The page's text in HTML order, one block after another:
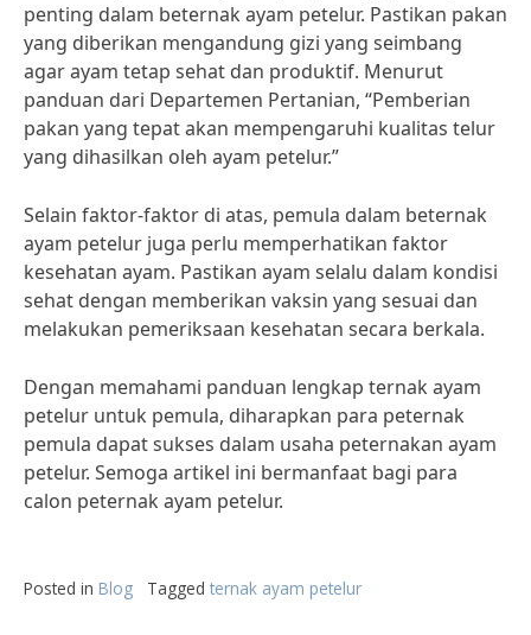
penting dalam beternak ayam petelur. Pastikan pakan
yang diberikan mengandung gizi yang seimbang
agar ayam tetap sehat dan produktif. Menurut
panduan dari Departemen Pertanian, “Pemberian
pakan yang tepat akan mempengaruhi kualitas telur
yang dihasilkan oleh ayam petelur.”
Selain faktor-faktor di atas, pemula dalam beternak
ayam petelur juga perlu memperhatikan faktor
kesehatan ayam. Pastikan ayam selalu dalam kondisi
sehat dengan memberikan vaksin yang sesuai dan
melakukan pemeriksaan kesehatan secara berkala.
Dengan memahami panduan lengkap ternak ayam
petelur untuk pemula, diharapkan para peternak
pemula dapat sukses dalam usaha peternakan ayam
petelur. Semoga artikel ini bermanfaat bagi para
calon peternak ayam petelur.
Posted in Blog Tagged ternak ayam petelur